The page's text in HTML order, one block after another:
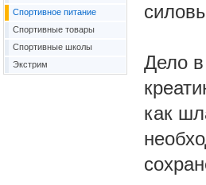
Дело
как
Спортивное питание
Спортивные товары
Спортивные школы
Экстрим